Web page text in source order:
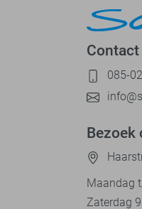
Contact
085-
Bezoek
Maandag
Zaterdag